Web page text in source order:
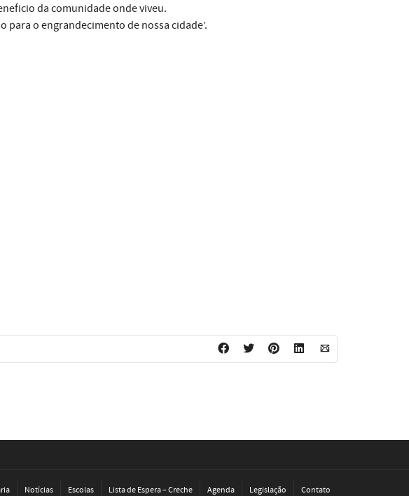
da comunidade onde viveu.
para o engrandecimento de nossa cidade’.
Notícias Escolas Lista de Espera – Creche Agenda Legislação Contato